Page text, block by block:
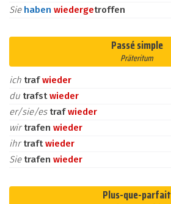
Sie haben wiedergetroffen
Passé simple
Präteritum
ich trafwieder
du trafstwieder
er/sie/es trafwieder
wirtrafen wieder
ihrtraftwieder
Sie trafen wieder
Plus-que-parfait